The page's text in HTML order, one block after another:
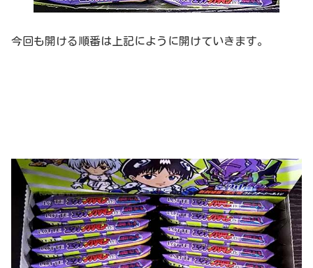
今回も開ける順番は上記にように開けていきます。